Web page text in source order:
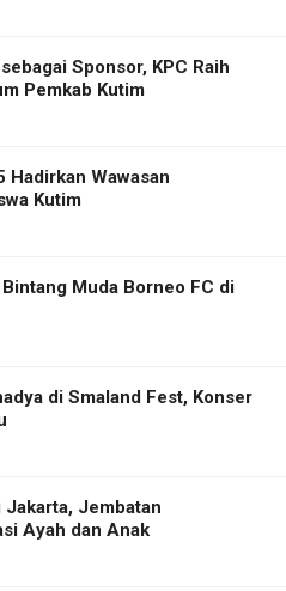
Sponsor, KPC Raih
Pemkab Kutim
Hadirkan Wawasan
Kutim
Muda Borneo FC di
di Smaland Fest, Konser
Jakarta, Jembatan
Ayah dan Anak